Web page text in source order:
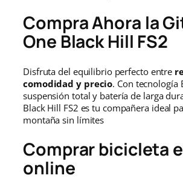
Compra Ahora la
One Black Hill FS2
Disfruta del equilibrio perfecto entre
comodidad y precio. Con tecnología
suspensión total y batería de larga
Black Hill FS2 es tu compañera ideal
montaña sin límites
Comprar bicicleta
online